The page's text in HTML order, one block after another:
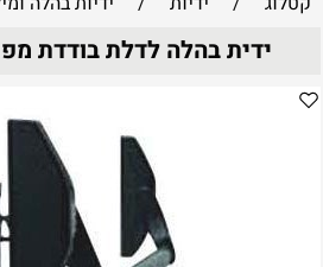
ידית בהלה לדלת בודדת